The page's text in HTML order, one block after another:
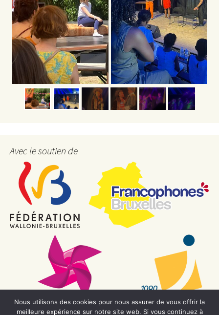
Avec le soutien de
Nous utilisons des cookies pour nous assurer de vous offrir la
meilleure expérience sur notre site web. Si vous continuez à